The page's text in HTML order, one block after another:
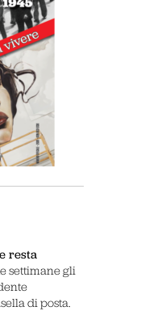
resta
settimane gli
di posta.